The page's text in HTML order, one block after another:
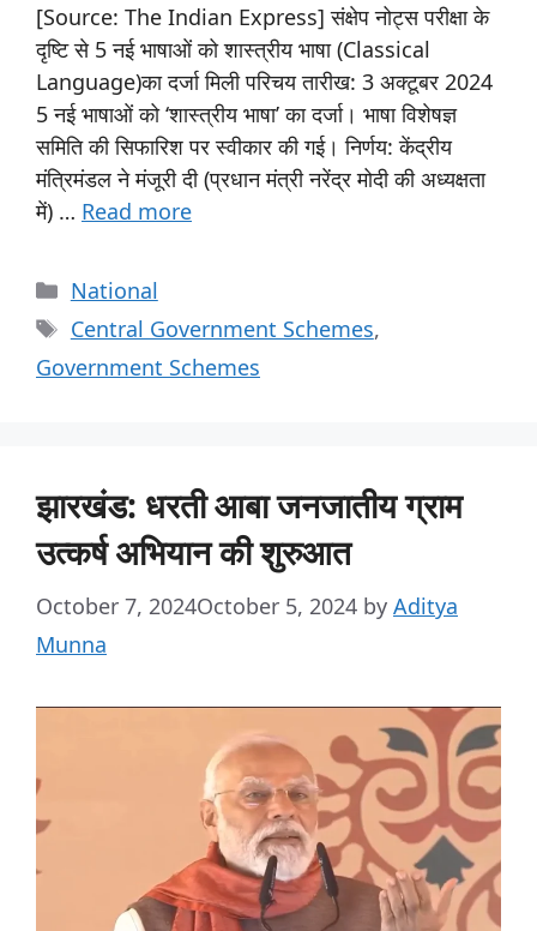
[Source: The Indian Express] संक्षेप नोट्स परीक्षा के
दृष्टि से 5 नई भाषाओं को शास्त्रीय भाषा (Classical
Language)का दर्जा मिली परिचय तारीख: 3 अक्टूबर 2024
5 नई भाषाओं को ‘शास्त्रीय भाषा’ का दर्जा। भाषा विशेषज्ञ
समिति की सिफारिश पर स्वीकार की गई। निर्णय: केंद्रीय
मंत्रिमंडल ने मंजूरी दी (प्रधान मंत्री नरेंद्र मोदी की अध्यक्षता
में) … Read more
National
Central Government Schemes,
Government Schemes
झारखंड: धरती आबा जनजातीय ग्राम
उत्कर्ष अभियान की शुरुआत
October 7, 2024October 5, 2024 by Aditya
Munna